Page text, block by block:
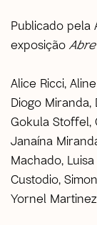
Publicado pela
exposição Abre
Alice Ricci,
Diogo Miranda,
Gokula Stoffel,
Janaína
Machado,
Custodio,
Yornel Martinez